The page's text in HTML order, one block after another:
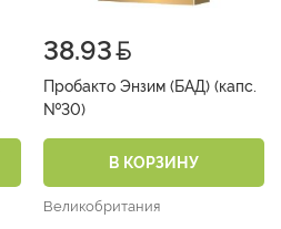
38.93
Пробакто Энзим (БАД) (капс.
№30)
В КОРЗИНУ
Великобритания